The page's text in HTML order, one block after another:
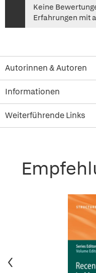
Keine
Erfahrungen mit
Autorinnen & Autoren
Informationen
Weiterführende Links